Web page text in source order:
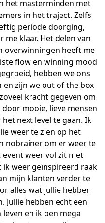
het masterminden met
in het traject. Zelfs
periode doorging,
me klaar. Het delen van
overwinningen heeft me
flow en winning mood
hebben we ons
zijn we out of the box
kracht gegeven om
mooie, lieve mensen
next level te gaan. Ik
weer te zien op het
nobrainer om er weer te
weer vol zit met
weer geïnspireerd raak
mijn klanten verder te
alles wat jullie hebben
Jullie hebben echt een
en ik ben mega